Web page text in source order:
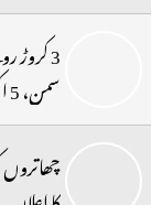
3 کروڑ
سمن، 5 اکتوبر کو عدالت میں پیش ہونے کا حکم